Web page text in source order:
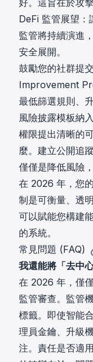
DeFi 監管展望：
監管將持續演進
安全展開。
鼓勵您的社群提
Improvement
最低篩選規則、
風險披露模板納
權限提出清晰的
麼。建立公開追
僅僅是降低風險
在 2026 年，您
制是可衡量、透
可以賦能您構建
的系統。
常見問題 (FAQ)
我還能將「去中
在 2026 年，僅
監管審查。監管
標籤。即使智能
理員金鑰、升級
注。責任是否適